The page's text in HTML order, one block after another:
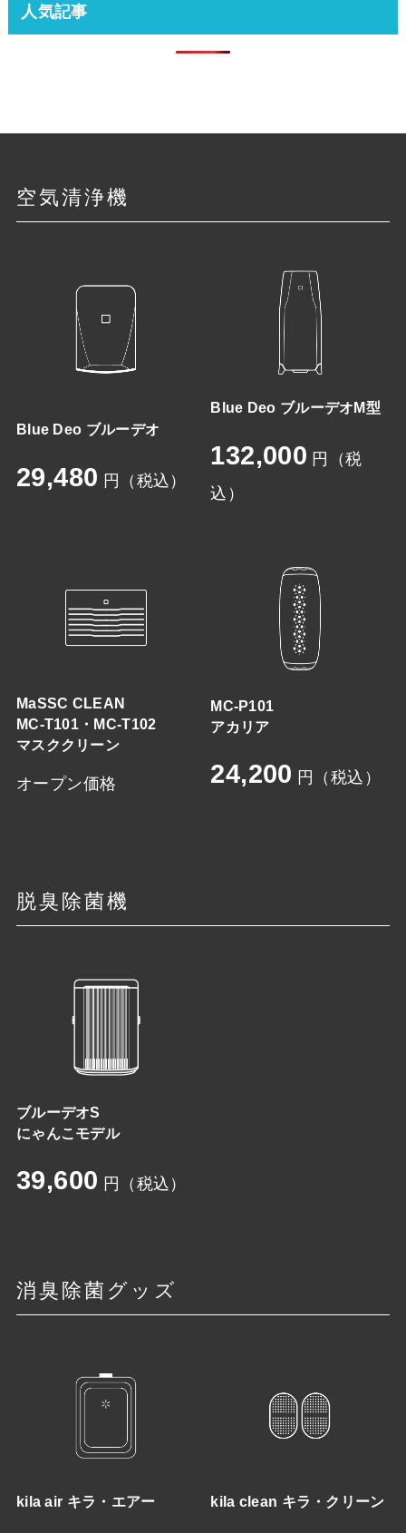
人気記事
空気清浄機
Blue Deo ブルーデオ
29,480 円（税込）
Blue Deo ブルーデオM型
132,000 円（税
込）
MaSSC CLEAN
MC-T101・MC-T102
マスククリーン
オープン価格
MC-P101
アカリア
24,200 円（税込）
脱臭除菌機
ブルーデオS
にゃんこモデル
39,600 円（税込）
消臭除菌グッズ
kila air キラ・エアー kila clean キラ・クリーン